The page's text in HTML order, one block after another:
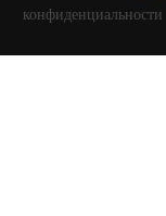
конфиденциальности